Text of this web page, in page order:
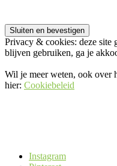
Privacy & cookies: deze site
blijven gebruiken, ga je
Wil je meer weten, ook over
hier: Cookiebeleid
Instagram